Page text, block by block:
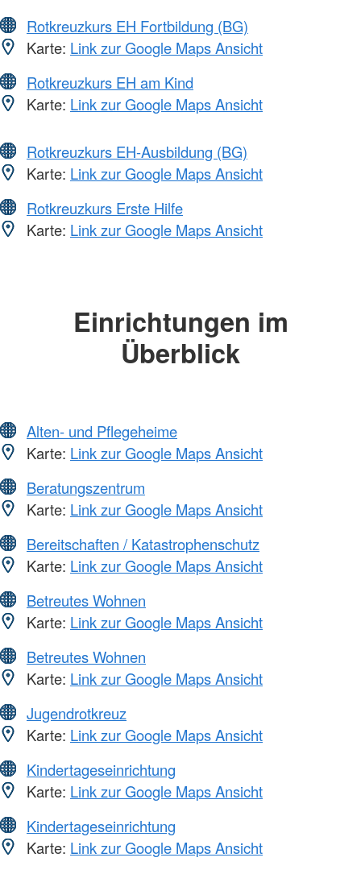
Rotkreuzkurs EH Fortbildung (BG)
Karte: Link zur Google Maps Ansicht
Rotkreuzkurs EH am Kind
Karte: Link zur Google Maps Ansicht
Rotkreuzkurs EH-Ausbildung (BG)
Karte: Link zur Google Maps Ansicht
Rotkreuzkurs Erste Hilfe
Karte: Link zur Google Maps Ansicht
Einrichtungen im
Überblick
Alten- und Pflegeheime
Karte: Link zur Google Maps Ansicht
Beratungszentrum
Karte: Link zur Google Maps Ansicht
Bereitschaften / Katastrophenschutz
Karte: Link zur Google Maps Ansicht
Betreutes Wohnen
Karte: Link zur Google Maps Ansicht
Betreutes Wohnen
Karte: Link zur Google Maps Ansicht
Jugendrotkreuz
Karte: Link zur Google Maps Ansicht
Kindertageseinrichtung
Karte: Link zur Google Maps Ansicht
Kindertageseinrichtung
Karte: Link zur Google Maps Ansicht